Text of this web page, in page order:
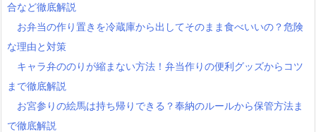
合など徹底解説
お弁当の作り置きを冷蔵庫から出してそのまま食べいいの？危険
な理由と対策
キャラ弁ののりが縮まない方法！弁当作りの便利グッズからコツ
まで徹底解説
お宮参りの絵馬は持ち帰りできる？奉納のルールから保管方法ま
で徹底解説